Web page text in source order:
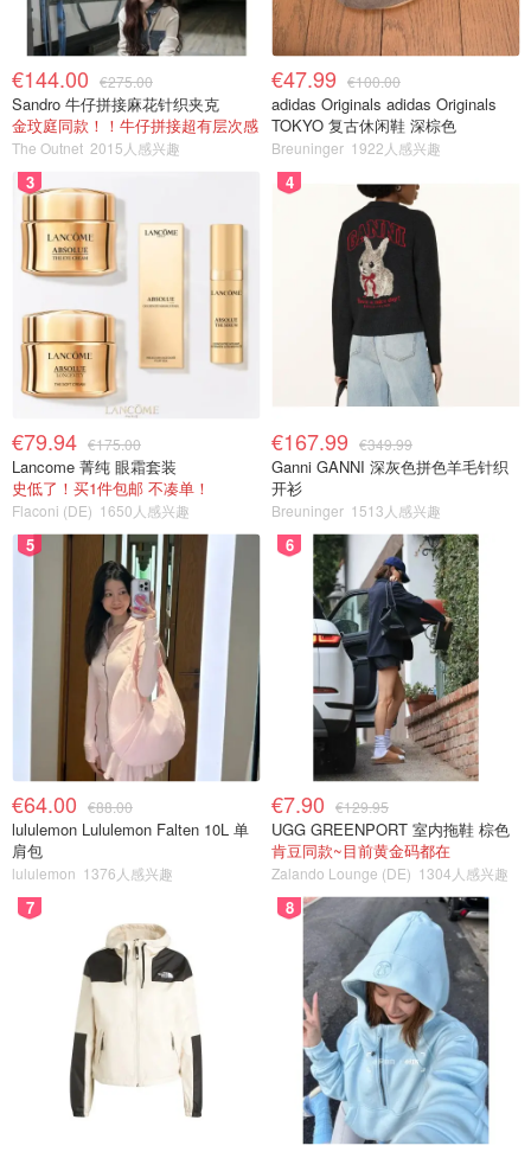
€144.00 €275.00
Sandro 牛仔拼接麻花针织夹克
金玟庭同款！！牛仔拼接超有层次感
The Outnet 2015人感兴趣
€47.99 €100.00
adidas Originals adidas Originals
TOKYO 复古休闲鞋 深棕色
Breuninger 1922人感兴趣
3
€79.94 €175.00
Lancome 菁纯 眼霜套装
史低了！买1件包邮 不凑单！
Flaconi (DE) 1650人感兴趣
4
€167.99 €349.99
Ganni GANNI 深灰色拼色羊毛针织
开衫
Breuninger 1513人感兴趣
5
€64.00 €88.00
lululemon Lululemon Falten 10L 单
肩包
lululemon 1376人感兴趣
6
€7.90 €129.95
UGG GREENPORT 室内拖鞋 棕色
肯豆同款~目前黄金码都在
Zalando Lounge (DE) 1304人感兴趣
7 8